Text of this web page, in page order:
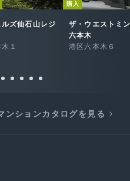
ズ仙石山レジ
１
購入
ザ・ウエストミ
六本木
港区六本木６
ンションカタログを見る